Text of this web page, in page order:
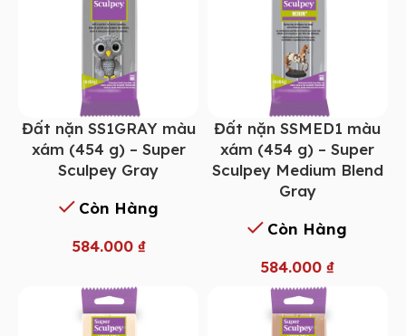
Đất nặn SS1GRAY màu
xám (454 g) – Super
Sculpey Gray
Còn Hàng
584.000 ₫
Đất nặn SSMED1 màu
xám (454 g) – Super
Sculpey Medium Blend
Gray
Còn Hàng
584.000₫